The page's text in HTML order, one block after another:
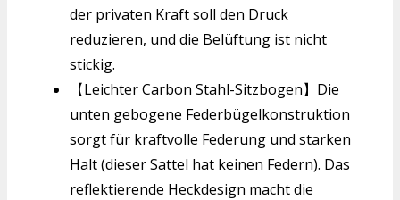
der privaten Kraft soll den Druck
reduzieren, und die Belüftung ist nicht
stickig.
【Leichter Carbon Stahl-Sitzbogen】Die
unten gebogene Federbügelkonstruktion
sorgt für kraftvolle Federung und starken
Halt (dieser Sattel hat keinen Federn). Das
reflektierende Heckdesign macht die